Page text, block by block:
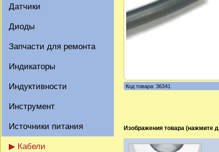
Датчики
Диоды
Запчасти для ремонта
Индикаторы
Индуктивности
Инструмент
Источники питания
▶ Кабели
Код товара: 36341
Изображения товара (нажмите